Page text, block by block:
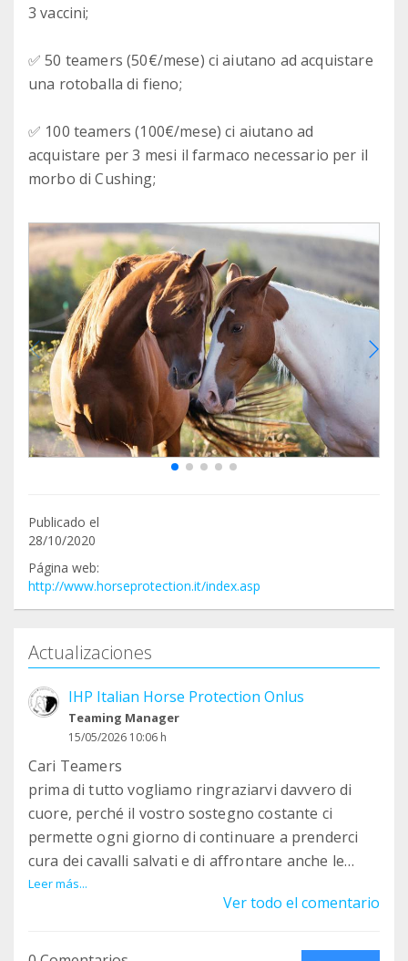
3 vaccini;
✅ 50 teamers (50€/mese) ci aiutano ad acquistare
una rotoballa di fieno;
✅ 100 teamers (100€/mese) ci aiutano ad
acquistare per 3 mesi il farmaco necessario per il
Publicado el
28/10/2020
Página web:
http://www.horseprotection.it/index.asp
Actualizaciones
IHP Italian Horse Protection Onlus
Teaming Manager
15/05/2026 10:06 h
Cari Teamers
prima di tutto vogliamo ringraziarvi davvero di
cuore, perché il vostro sostegno costante ci
permette ogni giorno di continuare a prenderci
cura dei cavalli salvati e di affrontare anche le
situazioni più difficili.
In questi mesi IHP ha continuato a portare avanti
attività di sensibilizzazione contro lo sfruttamento
Leer más...
Ver todo el comentario